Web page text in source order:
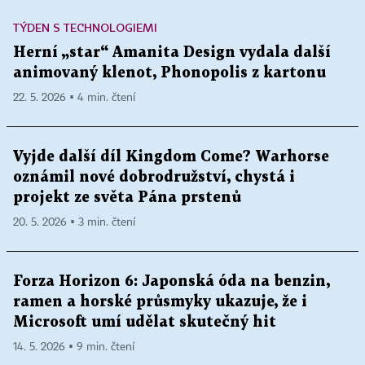
TÝDEN S TECHNOLOGIEMI
Herní „star“ Amanita Design vydala další
animovaný klenot, Phonopolis z kartonu
22. 5. 2026 ▪ 4 min. čtení
Vyjde další díl Kingdom Come? Warhorse
oznámil nové dobrodružství, chystá i
projekt ze světa Pána prstenů
20. 5. 2026 ▪ 3 min. čtení
Forza Horizon 6: Japonská óda na benzin,
ramen a horské průsmyky ukazuje, že i
Microsoft umí udělat skutečný hit
14. 5. 2026 ▪ 9 min. čtení